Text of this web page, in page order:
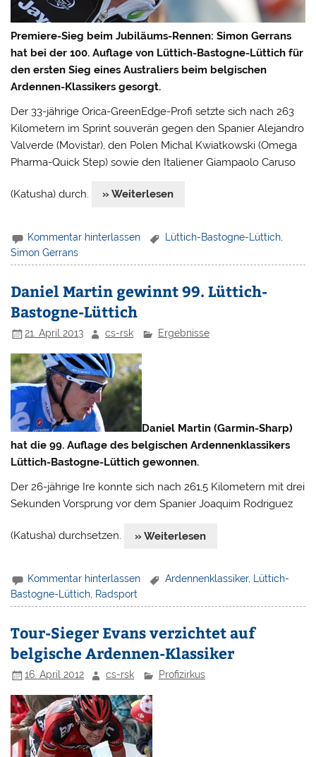
Premiere-Sieg beim Jubiläums-Rennen: Simon Gerrans
hat bei der 100. Auflage von Lüttich-Bastogne-Lüttich für
den ersten Sieg eines Australiers beim belgischen
Ardennen-Klassikers gesorgt.
Der 33-jährige Orica-GreenEdge-Profi setzte sich nach 263
Kilometern im Sprint souverän gegen den Spanier Alejandro
Valverde (Movistar), den Polen Michal Kwiatkowski (Omega
Pharma-Quick Step) sowie den Italiener Giampaolo Caruso
(Katusha) durch. » Weiterlesen
Kommentar hinterlassen Lüttich-Bastogne-Lüttich
Simon Gerrans
Daniel Martin gewinnt 99. Lüttich-
Bastogne-Lüttich
21. April 2013 cs-rsk Ergebnisse
Daniel Martin (Garmin-Sharp)
hat die 99. Auflage des belgischen Ardennenklassikers
Lüttich-Bastogne-Lüttich gewonnen.
Der 26-jährige Ire konnte sich nach 261,5 Kilometern mit drei
Sekunden Vorsprung vor dem Spanier Joaquim Rodriguez
(Katusha) durchsetzen. » Weiterlesen
Kommentar hinterlassen Ardennenklassiker, Lüttich-
Bastogne-Lüttich Radsport
Tour-Sieger Evans verzichtet auf
belgische Ardennen-Klassiker
16. April 2012 cs-rsk Profizirkus